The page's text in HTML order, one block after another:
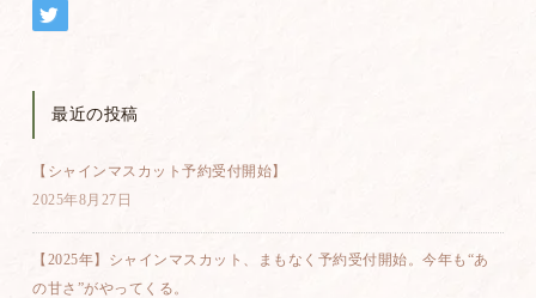
最近の投稿
【シャインマスカット予約受付開始】
2025年8月27日
【2025年】シャインマスカット、まもなく予約受付開始。今年も“あ
の甘さ”がやってくる。